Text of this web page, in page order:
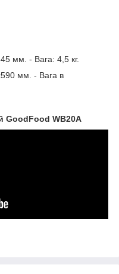
мм. - Вага: 4,5 кг.
мм. - Вага в
GoodFood WB20A